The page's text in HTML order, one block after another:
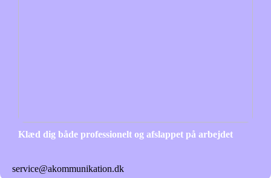
Klæd dig både professionelt og afslappet på arbejdet
service@akommunikation.dk